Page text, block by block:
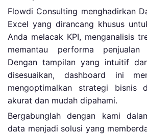
Flowdi Consulting menghadirkan
Excel yang dirancang khusus
Anda melacak KPI, menganalisis
memantau performa
Dengan tampilan yang intuitif
disesuaikan, dashboard ini
mengoptimalkan strategi bisnis
akurat dan mudah dipahami.
Bergabunglah dengan kami
data menjadi solusi yang